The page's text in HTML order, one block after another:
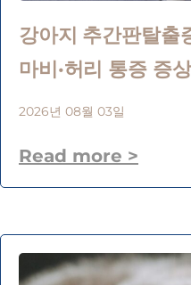
강아지 추간판탈출
마비·허리 통증 증
2026년 08월 03일
Read more >